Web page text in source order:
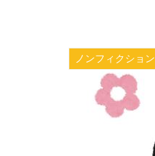
ノンフィクション